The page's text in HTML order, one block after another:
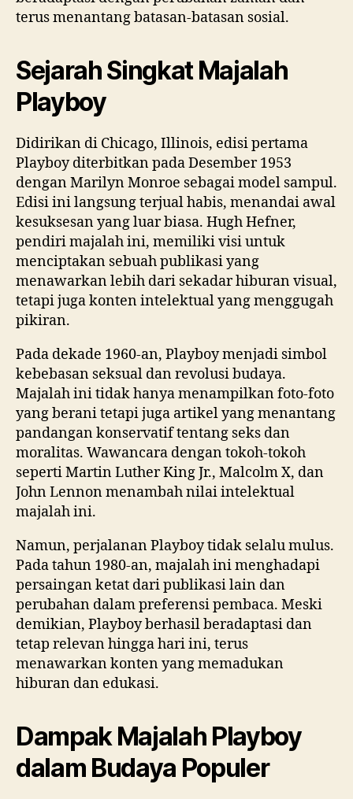
terus menantang batasan-batasan sosial.
Sejarah Singkat Majalah
Playboy
Didirikan di Chicago, Illinois, edisi pertama
Playboy diterbitkan pada Desember 1953
dengan Marilyn Monroe sebagai model sampul.
Edisi ini langsung terjual habis, menandai awal
kesuksesan yang luar biasa. Hugh Hefner,
pendiri majalah ini, memiliki visi untuk
menciptakan sebuah publikasi yang
menawarkan lebih dari sekadar hiburan visual,
tetapi juga konten intelektual yang menggugah
pikiran.
Pada dekade 1960-an, Playboy menjadi simbol
kebebasan seksual dan revolusi budaya.
Majalah ini tidak hanya menampilkan foto-foto
yang berani tetapi juga artikel yang menantang
pandangan konservatif tentang seks dan
moralitas. Wawancara dengan tokoh-tokoh
seperti Martin Luther King Jr., Malcolm X, dan
John Lennon menambah nilai intelektual
majalah ini.
Namun, perjalanan Playboy tidak selalu mulus.
Pada tahun 1980-an, majalah ini menghadapi
persaingan ketat dari publikasi lain dan
perubahan dalam preferensi pembaca. Meski
demikian, Playboy berhasil beradaptasi dan
tetap relevan hingga hari ini, terus
menawarkan konten yang memadukan
hiburan dan edukasi.
Dampak Majalah Playboy
dalam Budaya Populer